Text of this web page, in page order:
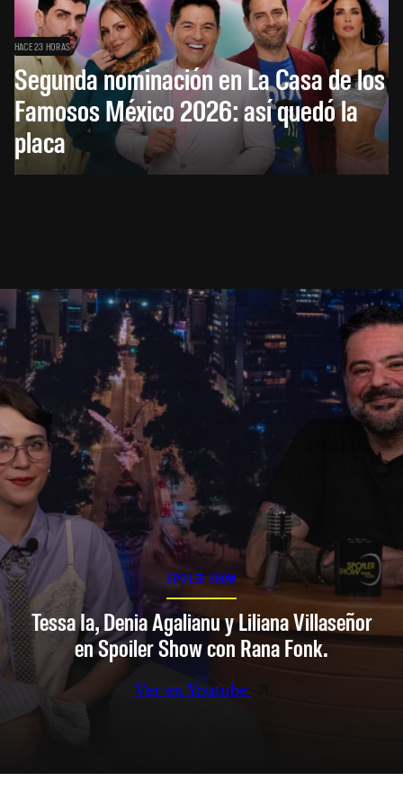
HACE 23 HORAS
Segunda nominación en La Casa de los
Famosos México 2026: así quedó la
placa
SPOILER SHOW
Tessa Ia, Denia Agalianu y Liliana Villaseñor
en Spoiler Show con Rana Fonk.
Ver en Youtube